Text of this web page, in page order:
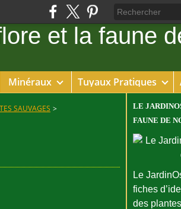
Minéraux Tuyaux Pratiques
SAUVAGES >
LE
FAUNE DE
Le
fiches
des